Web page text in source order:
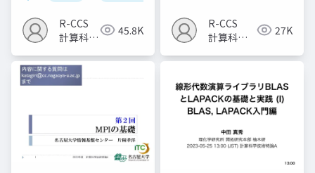
R-CCS
計算科学
室
45.8K
R-CCS
計算科学
室
27K